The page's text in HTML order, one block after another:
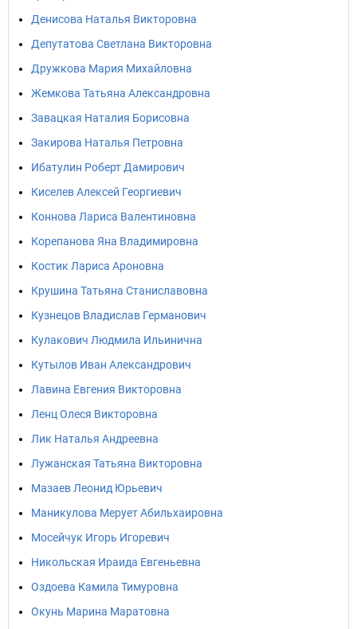
Денисова Наталья Викторовна
Депутатова Светлана Викторовна
Дружкова Мария Михайловна
Жемкова Татьяна Александровна
Завацкая Наталия Борисовна
Закирова Наталья Петровна
Ибатулин Роберт Дамирович
Киселев Алексей Георгиевич
Коннова Лариса Валентиновна
Корепанова Яна Владимировна
Костик Лариса Ароновна
Крушина Татьяна Станиславовна
Кузнецов Владислав Германович
Кулакович Людмила Ильинична
Кутылов Иван Александрович
Лавина Евгения Викторовна
Ленц Олеся Викторовна
Лик Наталья Андреевна
Лужанская Татьяна Викторовна
Мазаев Леонид Юрьевич
Маникулова Мерует Абильхаировна
Мосейчук Игорь Игоревич
Никольская Ираида Евгеньевна
Оздоева Камила Тимуровна
Окунь Марина Маратовна